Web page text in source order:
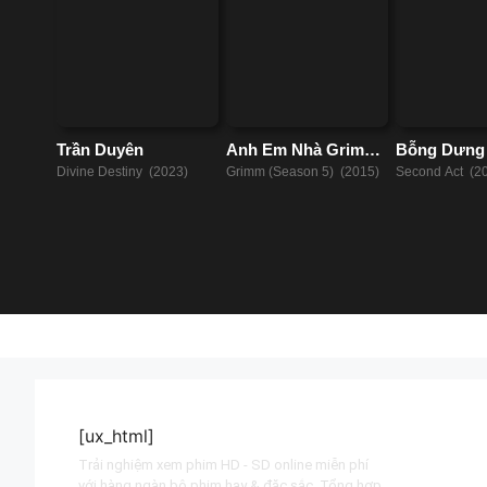
Trần Duyên
Divine Destiny (2023)
Anh Em Nhà Grimm
(Phần 5)
Grimm (Season 5) (2015)
Bỗng Dưng
Second Act